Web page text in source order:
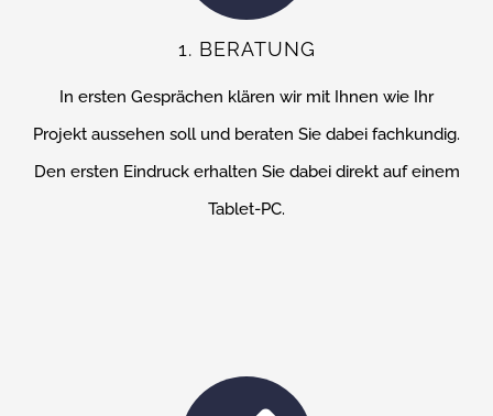
1. BERATUNG
In ersten Gesprächen klären wir mit Ihnen wie Ihr
Projekt aussehen soll und beraten Sie dabei fachkundig.
Den ersten Eindruck erhalten Sie dabei direkt auf einem
Tablet-PC.